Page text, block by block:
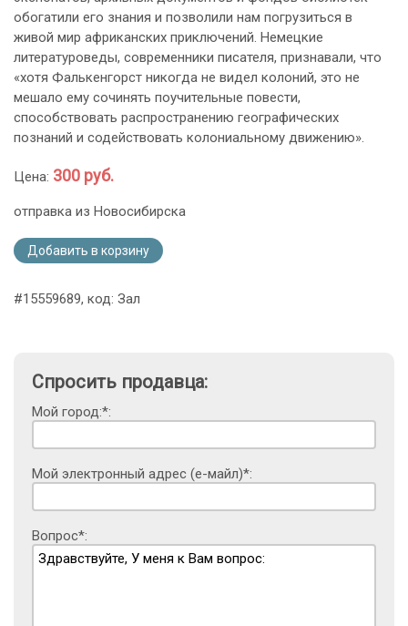
обогатили его знания и позволили нам погрузиться в
живой мир африканских приключений. Немецкие
литературоведы, современники писателя, признавали, что
«хотя Фалькенгорст никогда не видел колоний, это не
мешало ему сочинять поучительные повести,
способствовать распространению географических
познаний и содействовать колониальному движению».
Цена: 300 руб.
отправка из Новосибирска
Добавить в корзину
#15559689, код: Зал
Спросить продавца:
Мой город:*:
Мой электронный адрес (е-майл)*:
Вопрос*: